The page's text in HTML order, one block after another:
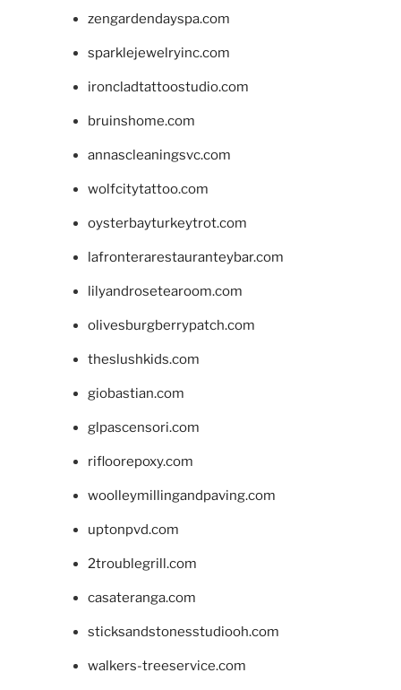
zengardendayspa.com
sparklejewelryinc.com
ironcladtattoostudio.com
bruinshome.com
annascleaningsvc.com
wolfcitytattoo.com
oysterbayturkeytrot.com
lafronterarestauranteybar.com
lilyandrosetearoom.com
olivesburgberrypatch.com
theslushkids.com
giobastian.com
glpascensori.com
rifloorepoxy.com
woolleymillingandpaving.com
uptonpvd.com
2troublegrill.com
casateranga.com
sticksandstonesstudiooh.com
walkers-treeservice.com